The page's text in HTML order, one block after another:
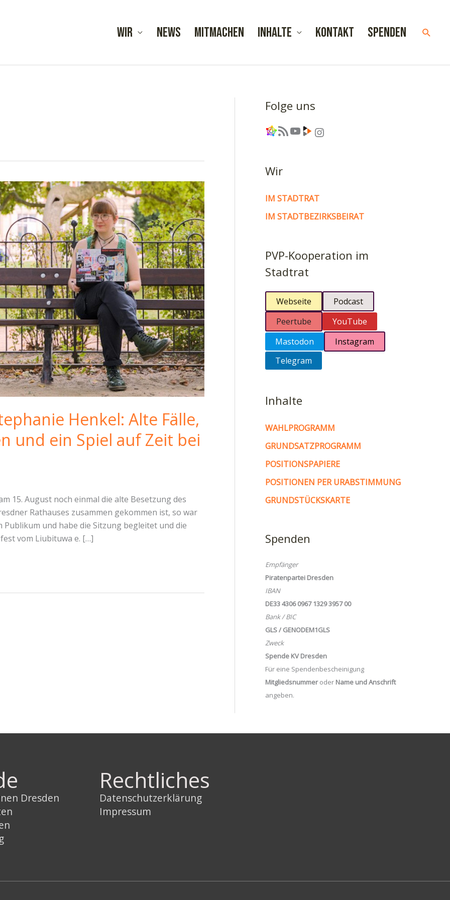
Wir News Mitmachen Inhalte Kontakt Spenden
Henkel: Alte Fälle,
und ein Spiel auf Zeit bei
15. August noch einmal die alte Besetzung des
Rathauses zusammen gekommen ist, so war
und habe die Sitzung begleitet und die
vom Liubituwa e. […]
Folge uns
Link RSS-Feed YouTube Link Instagram
Wir
IM STADTRAT
IM STADTBEZIRKSBEIRAT
PVP-Kooperation im
Stadtrat
Webseite
Podcast
Peertube
YouTube
Mastodon
Instagram
Telegram
Inhalte
WAHLPROGRAMM
GRUNDSATZPROGRAMM
POSITIONSPAPIERE
POSITIONEN PER URABSTIMMUNG
GRUNDSTÜCKSKARTE
Spenden
Empfänger
Piratenpartei Dresden
IBAN
DE33 4306 0967 1329 3957 00
Bank / BIC
GLS / GENODEM1GLS
Zweck
Spende KV Dresden
Für eine Spendenbescheinigung
Mitgliedsnummeroder Name und Anschrift
angeben.
Dresden
Rechtliches
Datenschutzerklärung
Impressum